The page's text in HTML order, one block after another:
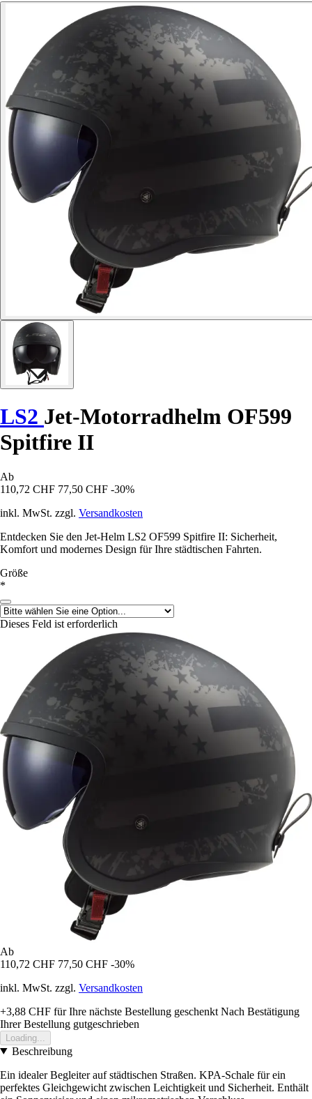
LS2 Jet-Motorradhelm OF599
Spitfire II
Ab
110,72 CHF 77,50 CHF -30%
inkl. MwSt. zzgl. Versandkosten
Entdecken Sie den Jet-Helm LS2 OF599 Spitfire II: Sicherheit,
Komfort und modernes Design für Ihre städtischen Fahrten.
Größe
*
Dieses Feld ist erforderlich
Ab
110,72 CHF 77,50 CHF -30%
inkl. MwSt. zzgl. Versandkosten
+3,88 CHF für Ihre nächste Bestellung geschenkt Nach Bestätigung
Ihrer Bestellung gutgeschrieben
Loading...
Beschreibung
Ein idealer Begleiter auf städtischen Straßen. KPA-Schale für ein
perfektes Gleichgewicht zwischen Leichtigkeit und Sicherheit. Enthält